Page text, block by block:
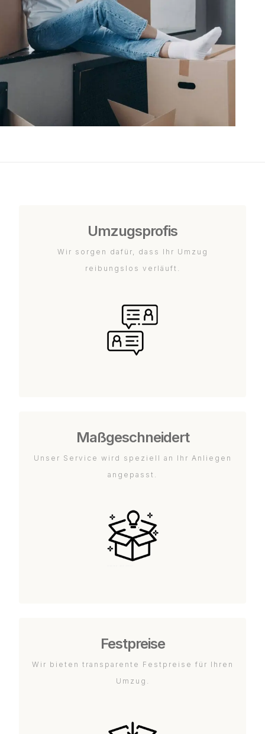
Umzugsprofis
Wir sorgen dafür, dass Ihr Umzug
reibungslos verläuft.
Maßgeschneidert
Unser Service wird speziell an Ihr Anliegen
angepasst.
Festpreise
Wir bieten transparente Festpreise für Ihren
Umzug.